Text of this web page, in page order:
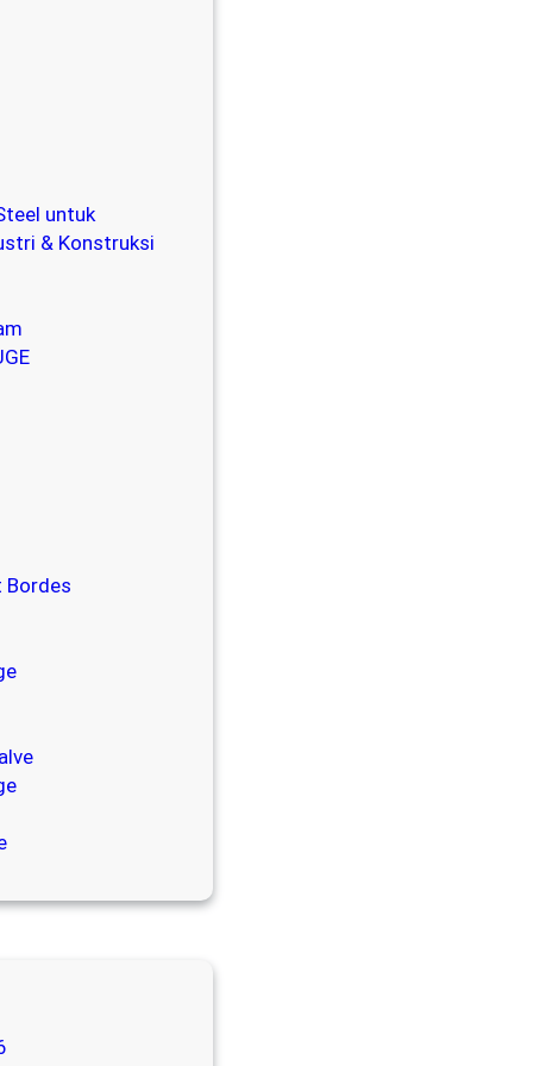
untuk
& Konstruksi
Bordes